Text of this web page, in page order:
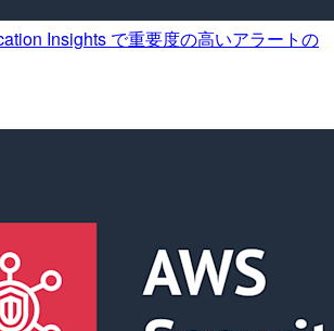
Insights で重要度の高いアラートの